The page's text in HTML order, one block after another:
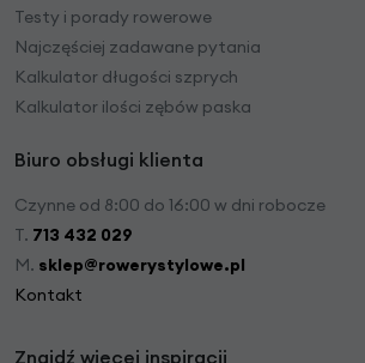
Testy i porady rowerowe
Najczęściej zadawane pytania
Kalkulator długości szprych
Kalkulator ilości zębów paska
Biuro obsługi klienta
Czynne od 8:00 do 16:00 w dni robocze
T. 713 432 029
M. sklep@rowerystylowe.pl
Kontakt
Znajdź więcej inspiracji